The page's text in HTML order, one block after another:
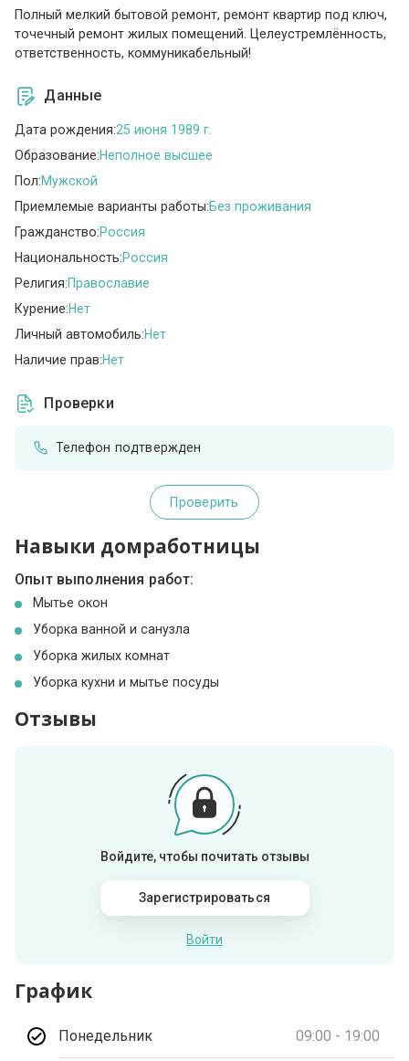
Полный мелкий бытовой ремонт, ремонт квартир под ключ,
точечный ремонт жилых помещений. Целеустремлённость,
ответственность, коммуникабельный!
Данные
Дата рождения:25 июня 1989 г.
Образование:Неполное высшее
Пол:Мужской
Приемлемые варианты работы:Без проживания
Гражданство:Россия
Национальность:Россия
Религия:Православие
Курение:Нет
Личный автомобиль:Нет
Наличие прав:Нет
Проверки
Телефон подтвержден
Проверить
Навыки домработницы
Опыт выполнения работ:
Мытье окон
Уборка ванной и санузла
Уборка жилых комнат
Уборка кухни и мытье посуды
Отзывы
Войдите, чтобы почитать отзывы
Зарегистрироваться
Войти
График
Понедельник 09:00 - 19:00